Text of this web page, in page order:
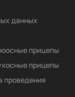
данных
прицепы
прицепы
проведения